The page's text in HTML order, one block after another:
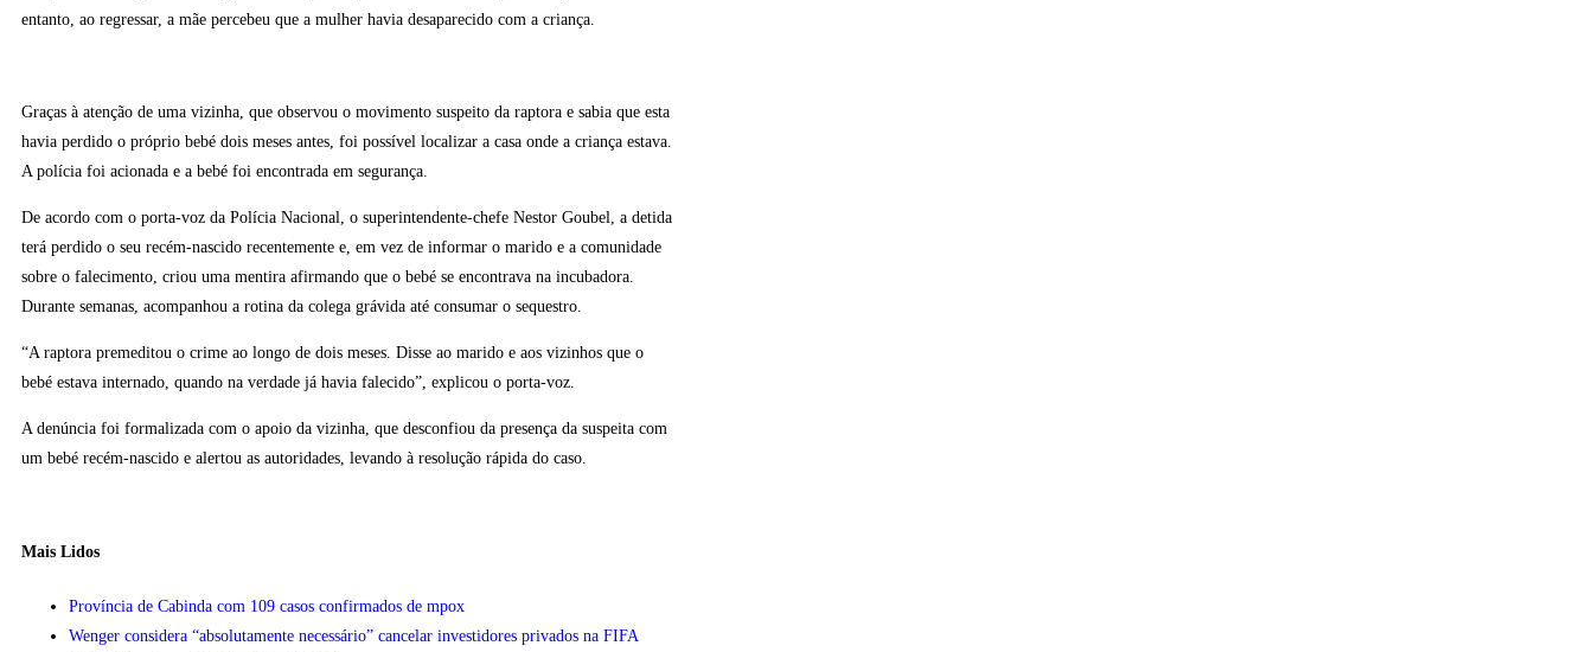
entanto, ao regressar, a mãe percebeu que a mulher havia desaparecido com a criança.
Graças à atenção de uma vizinha, que observou o movimento suspeito da raptora e sabia que esta
havia perdido o próprio bebé dois meses antes, foi possível localizar a casa onde a criança estava.
A polícia foi acionada e a bebé foi encontrada em segurança.
De acordo com o porta-voz da Polícia Nacional, o superintendente-chefe Nestor Goubel, a detida
terá perdido o seu recém-nascido recentemente e, em vez de informar o marido e a comunidade
sobre o falecimento, criou uma mentira afirmando que o bebé se encontrava na incubadora.
Durante semanas, acompanhou a rotina da colega grávida até consumar o sequestro.
“A raptora premeditou o crime ao longo de dois meses. Disse ao marido e aos vizinhos que o
bebé estava internado, quando na verdade já havia falecido”, explicou o porta-voz.
A denúncia foi formalizada com o apoio da vizinha, que desconfiou da presença da suspeita com
um bebé recém-nascido e alertou as autoridades, levando à resolução rápida do caso.
Mais Lidos
Província de Cabinda com 109 casos confirmados de mpox
Wenger considera “absolutamente necessário” cancelar investidores privados na FIFA